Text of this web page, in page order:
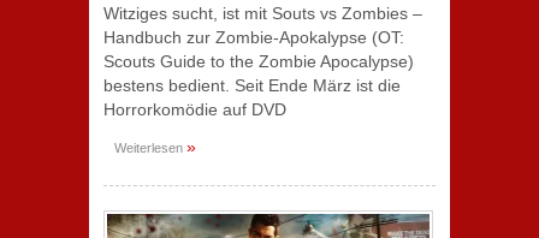
Witziges sucht, ist mit Souts vs Zombies –
Handbuch zur Zombie-Apokalypse (OT:
Scouts Guide to the Zombie Apocalypse)
bestens bedient. Seit Ende März ist die
Horrorkomödie auf DVD
Weiterlesen »